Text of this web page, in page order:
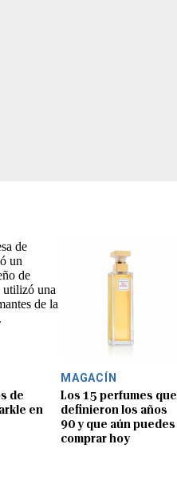
de
en
MAGACÍN
Los 15 perfumes que
definieron los años
90 y que aún puedes
comprar hoy